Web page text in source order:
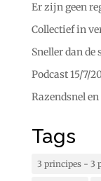
Er zijn geen
Collectief in
Sneller dan de
Podcast 15/7/
Razendsnel
Tags
3 principes - 3